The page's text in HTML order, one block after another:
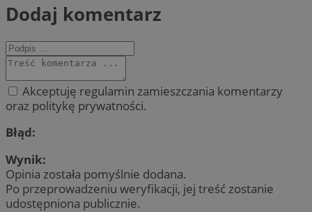
Dodaj komentarz
Akceptuję regulamin zamieszczania komentarzy
oraz politykę prywatności.
Błąd:
Wynik:
Opinia została pomyślnie dodana.
Po przeprowadzeniu weryfikacji, jej treść zostanie
udostępniona publicznie.